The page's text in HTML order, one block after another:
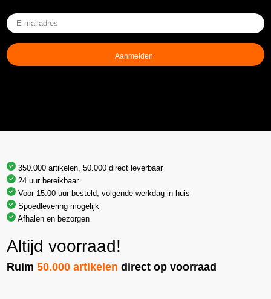
E-
mailadres
(Vereist)
350.000 artikelen, 50.000 direct leverbaar
24 uur bereikbaar
Voor 15:00 uur besteld, volgende werkdag in huis
Spoedlevering mogelijk
Afhalen en bezorgen
Altijd voorraad!
Ruim50.000 artikelen direct op voorraad